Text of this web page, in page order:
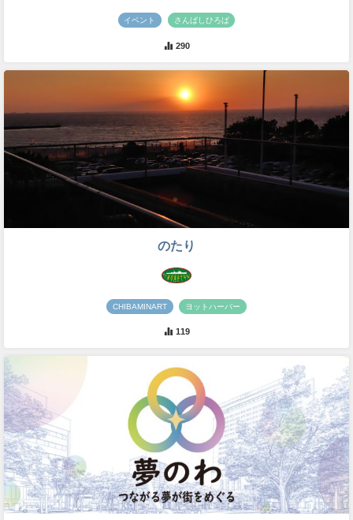
イベント さんばしひろば
290
のたり
CHIBAMINART ヨットハーバー
119